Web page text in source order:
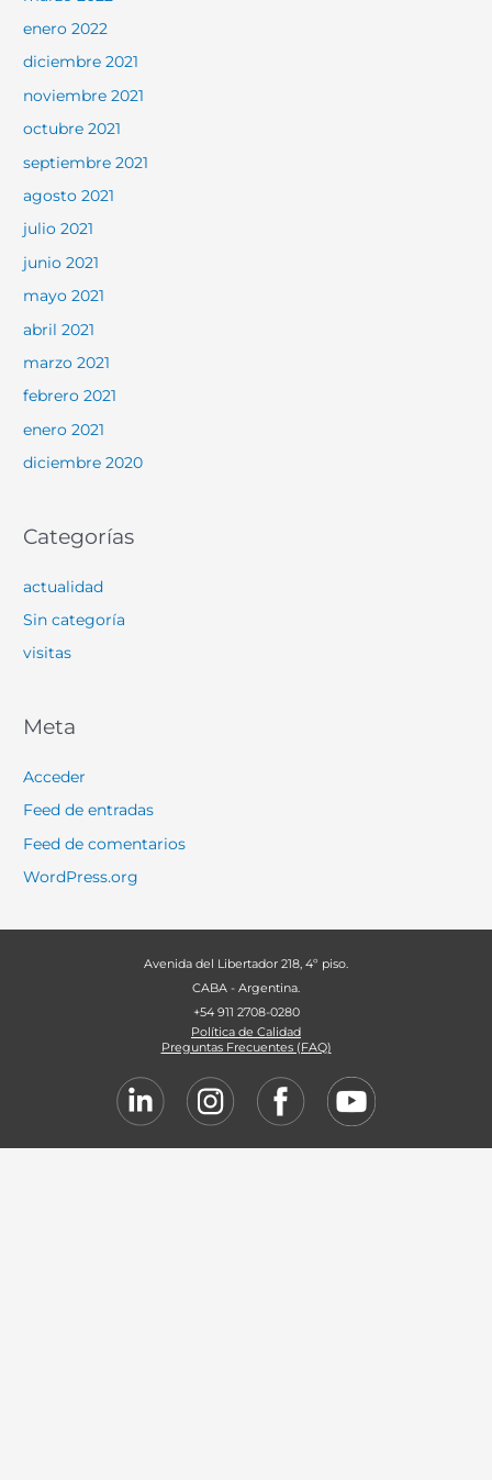
enero 2022
diciembre 2021
noviembre 2021
octubre 2021
septiembre 2021
agosto 2021
julio 2021
junio 2021
mayo 2021
abril 2021
marzo 2021
febrero 2021
enero 2021
diciembre 2020
Categorías
actualidad
Sin categoría
visitas
Meta
Acceder
Feed de entradas
Feed de comentarios
WordPress.org
Avenida del Libertador 218, 4º piso.
CABA - Argentina.
+54 911 2708-0280
Política de Calidad
Preguntas Frecuentes (FAQ)